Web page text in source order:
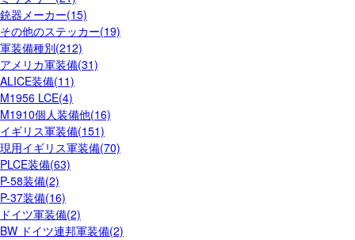
銃器メーカー(15)
その他のステッカー(19)
軍装備種別(212)
アメリカ軍装備(31)
ALICE装備(11)
M1956 LCE(4)
M1910個人装備他(16)
イギリス軍装備(151)
現用イギリス軍装備(70)
PLCE装備(63)
P-58装備(2)
P-37装備(16)
ドイツ軍装備(2)
BW ドイツ連邦軍装備(2)